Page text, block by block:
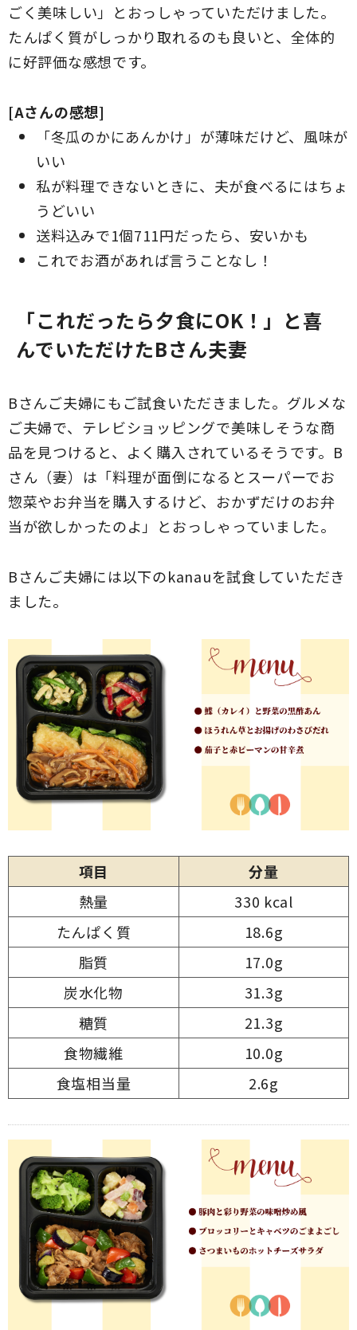
ごく美味しい」とおっしゃっていただけました。
たんぱく質がしっかり取れるのも良いと、全体的
に好評価な感想です。
[Aさんの感想]
「冬瓜のかにあんかけ」が薄味だけど、風味が
いい
私が料理できないときに、夫が食べるにはちょ
うどいい
送料込みで1個711円だったら、安いかも
これでお酒があれば言うことなし！
「これだったら夕食にOK！」と喜
んでいただけたBさん夫妻
Bさんご夫婦にもご試食いただきました。グルメな
ご夫婦で、テレビショッピングで美味しそうな商
品を見つけると、よく購入されているそうです。B
さん（妻）は「料理が面倒になるとスーパーでお
惣菜やお弁当を購入するけど、おかずだけのお弁
当が欲しかったのよ」とおっしゃっていました。
Bさんご夫婦には以下のkanauを試食していただき
ました。
項目
分量
熱量
330 kcal
たんぱく質
18.6g
脂質
17.0g
炭水化物
31.3g
糖質
21.3g
食物繊維
10.0g
食塩相当量
2.6g